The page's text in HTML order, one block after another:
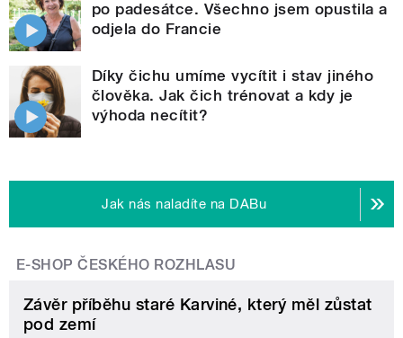
po padesátce. Všechno jsem opustila a
odjela do Francie
Díky čichu umíme vycítit i stav jiného
člověka. Jak čich trénovat a kdy je
výhoda necítit?
Jak nás naladíte na DABu
E-SHOP ČESKÉHO ROZHLASU
Závěr příběhu staré Karviné, který měl zůstat
pod zemí